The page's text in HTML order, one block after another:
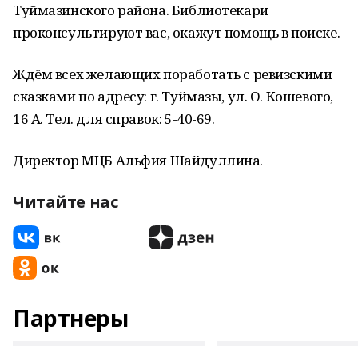
Туймазинского района. Библиотекари
проконсультируют вас, окажут помощь в поиске.
Ждём всех желающих поработать с ревизскими
сказками по адресу: г. Туймазы, ул. О. Кошевого,
16 А. Тел. для справок: 5-40-69.
Директор МЦБ Альфия Шайдуллина.
Читайте нас
Партнеры